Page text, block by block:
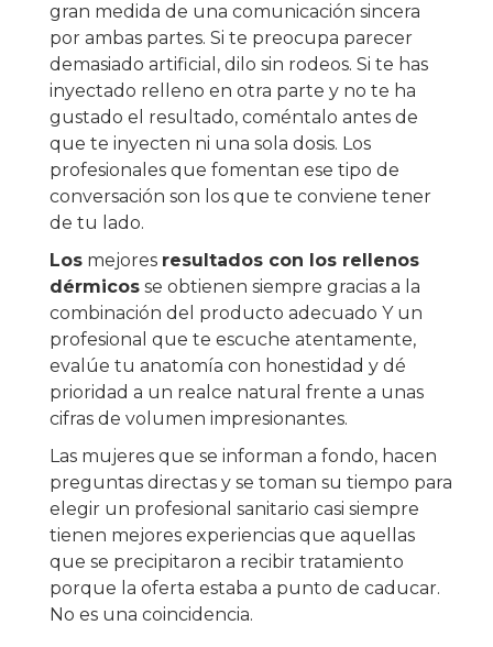
gran medida de una comunicación sincera
por ambas partes. Si te preocupa parecer
demasiado artificial, dilo sin rodeos. Si te has
inyectado relleno en otra parte y no te ha
gustado el resultado, coméntalo antes de
que te inyecten ni una sola dosis. Los
profesionales que fomentan ese tipo de
conversación son los que te conviene tener
de tu lado.
Los mejores resultados con los rellenos
dérmicos se obtienen siempre gracias a la
combinación del producto adecuado Y un
profesional que te escuche atentamente,
evalúe tu anatomía con honestidad y dé
prioridad a un realce natural frente a unas
cifras de volumen impresionantes.
Las mujeres que se informan a fondo, hacen
preguntas directas y se toman su tiempo para
elegir un profesional sanitario casi siempre
tienen mejores experiencias que aquellas
que se precipitaron a recibir tratamiento
porque la oferta estaba a punto de caducar.
No es una coincidencia.